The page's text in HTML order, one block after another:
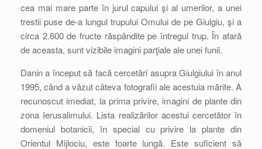
cea mai mare parte în jurul capului şi al umerilor, a unei
trestii puse de-a lungul trupului Omului de pe Giulgiu, şi a
circa 2.600 de fructe răspândite pe întregul trup. În afară
de aceasta, sunt vizibile imagini parţiale ale unei funii.
Danin a început să facă cercetări asupra Giulgiului în anul
1995, când a văzut câteva fotografii ale acestuia mărite. A
recunoscut imediat, la prima privire, imagini de plante din
zona Ierusalimului. Lista realizărilor acestui cercetător în
domeniul botanicii, în special cu privire la plante din
Orientul Mijlociu, este foarte lungă. Este suficient să